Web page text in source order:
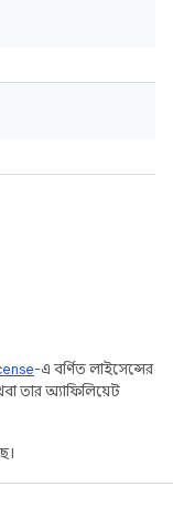
-এ বর্ণিত লাইসেন্সের
তার অ্যাফিলিয়েট